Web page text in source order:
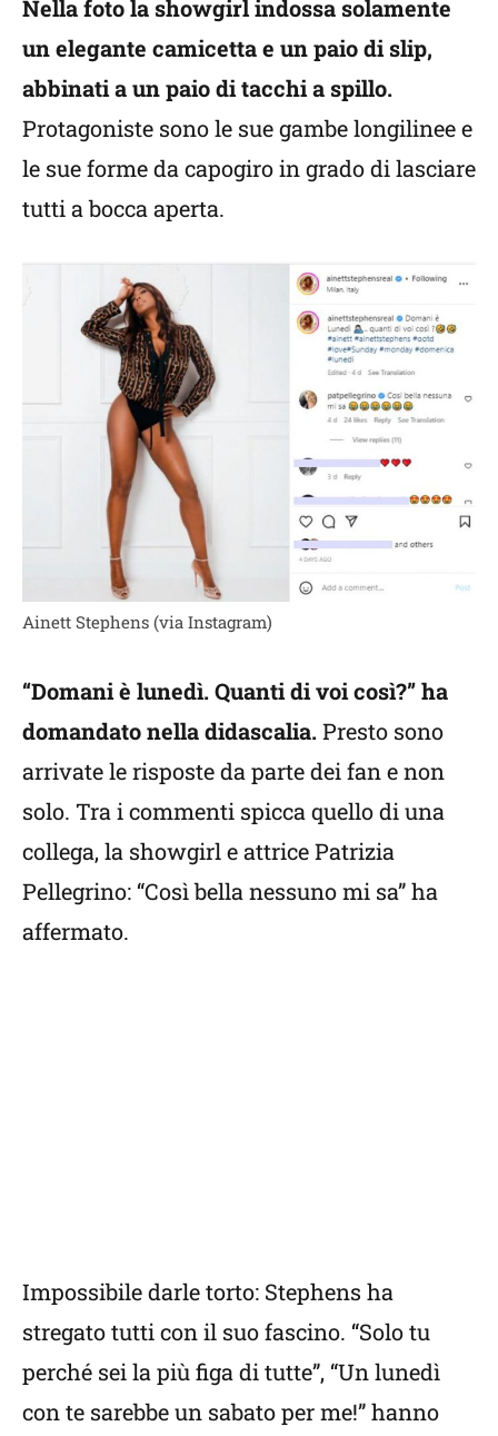
Nella foto la showgirl indossa solamente
un elegante camicetta e un paio di slip,
abbinati a un paio di tacchi a spillo.
Protagoniste sono le sue gambe longilinee e
le sue forme da capogiro in grado di lasciare
tutti a bocca aperta.
Ainett Stephens (via Instagram)
“Domani è lunedì. Quanti di voi così?” ha
domandato nella didascalia.Presto sono
arrivate le risposte da parte dei fan e non
solo. Tra i commenti spicca quello di una
collega, la showgirl e attrice Patrizia
Pellegrino: “Così bella nessuno mi sa” ha
affermato.
Impossibile darle torto: Stephens ha
stregato tutti con il suo fascino. “Solo tu
perché sei la più figa di tutte”, “Un lunedì
con te sarebbe un sabato per me!” hanno